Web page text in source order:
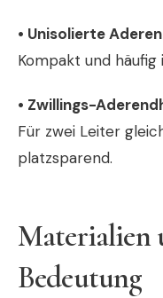
• Unisolierte
Kompakt und häufig
• Zwillings-
Für zwei Leiter
platzsparend.
Materialien
Bedeutung